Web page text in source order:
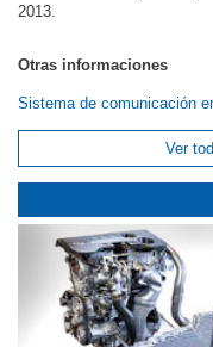
2013.
Otras informaciones
Sistema de comunicación
Ver